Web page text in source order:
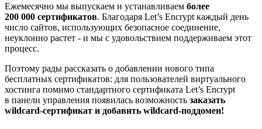
Ежемесячно мы выпускаем и устанавливаем более
200 000 сертификатов. Благодаря Let’s Encrypt каждый день
число сайтов, использующих безопасное соединение,
неуклонно растет - и мы с удовольствием поддерживаем этот
процесс.
Поэтому рады рассказать о добавлении нового типа
бесплатных сертификатов: для пользователей виртуального
хостинга помимо стандартного сертификата Let’s Encrypt
в панели управления появилась возможность заказать
wildcard-сертификат и добавить wildcard-поддомен!